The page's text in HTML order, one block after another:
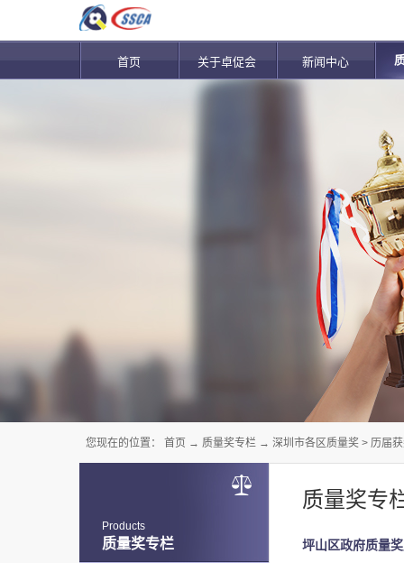
首页 关于卓促会 新闻中心
质量奖专栏
Products
质量奖专
您现在的位置： 首页 → 质量奖专栏 → 深圳市各区质量奖 > 历届
坪山区政府质量